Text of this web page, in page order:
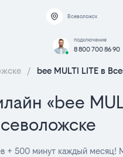
Всеволожск
подключение
8 800 700 86 90
/ bee MULTI LITE в
«bee
+ 500 минут каждый месяц!